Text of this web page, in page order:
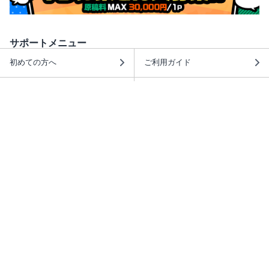
サポートメニュー
初めての方へ ご利用ガイド